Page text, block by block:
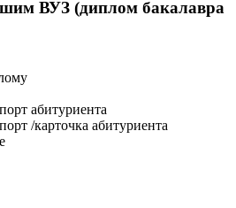
ВУЗ (диплом бакалавра
абитуриента
/карточка абитуриента